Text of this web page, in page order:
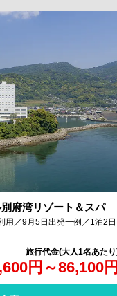
府湾リゾート＆スパ
円 ～86,100円
用／9月5日出発一例／1泊2日